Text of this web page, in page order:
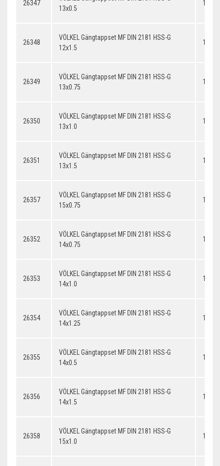
26347
13x0.5
26348
VÖLKEL Gängtappset MF DIN 2181 HSS-G
12x1.5
26349
VÖLKEL Gängtappset MF DIN 2181 HSS-G
13x0.75
26350
VÖLKEL Gängtappset MF DIN 2181 HSS-G
13x1.0
26351
VÖLKEL Gängtappset MF DIN 2181 HSS-G
13x1.5
26357
VÖLKEL Gängtappset MF DIN 2181 HSS-G
15x0.75
26352
VÖLKEL Gängtappset MF DIN 2181 HSS-G
14x0.75
26353
VÖLKEL Gängtappset MF DIN 2181 HSS-G
14x1.0
26354
VÖLKEL Gängtappset MF DIN 2181 HSS-G
14x1.25
26355
VÖLKEL Gängtappset MF DIN 2181 HSS-G
14x0.5
26356
VÖLKEL Gängtappset MF DIN 2181 HSS-G
14x1.5
26358
VÖLKEL Gängtappset MF DIN 2181 HSS-G
15x1.0